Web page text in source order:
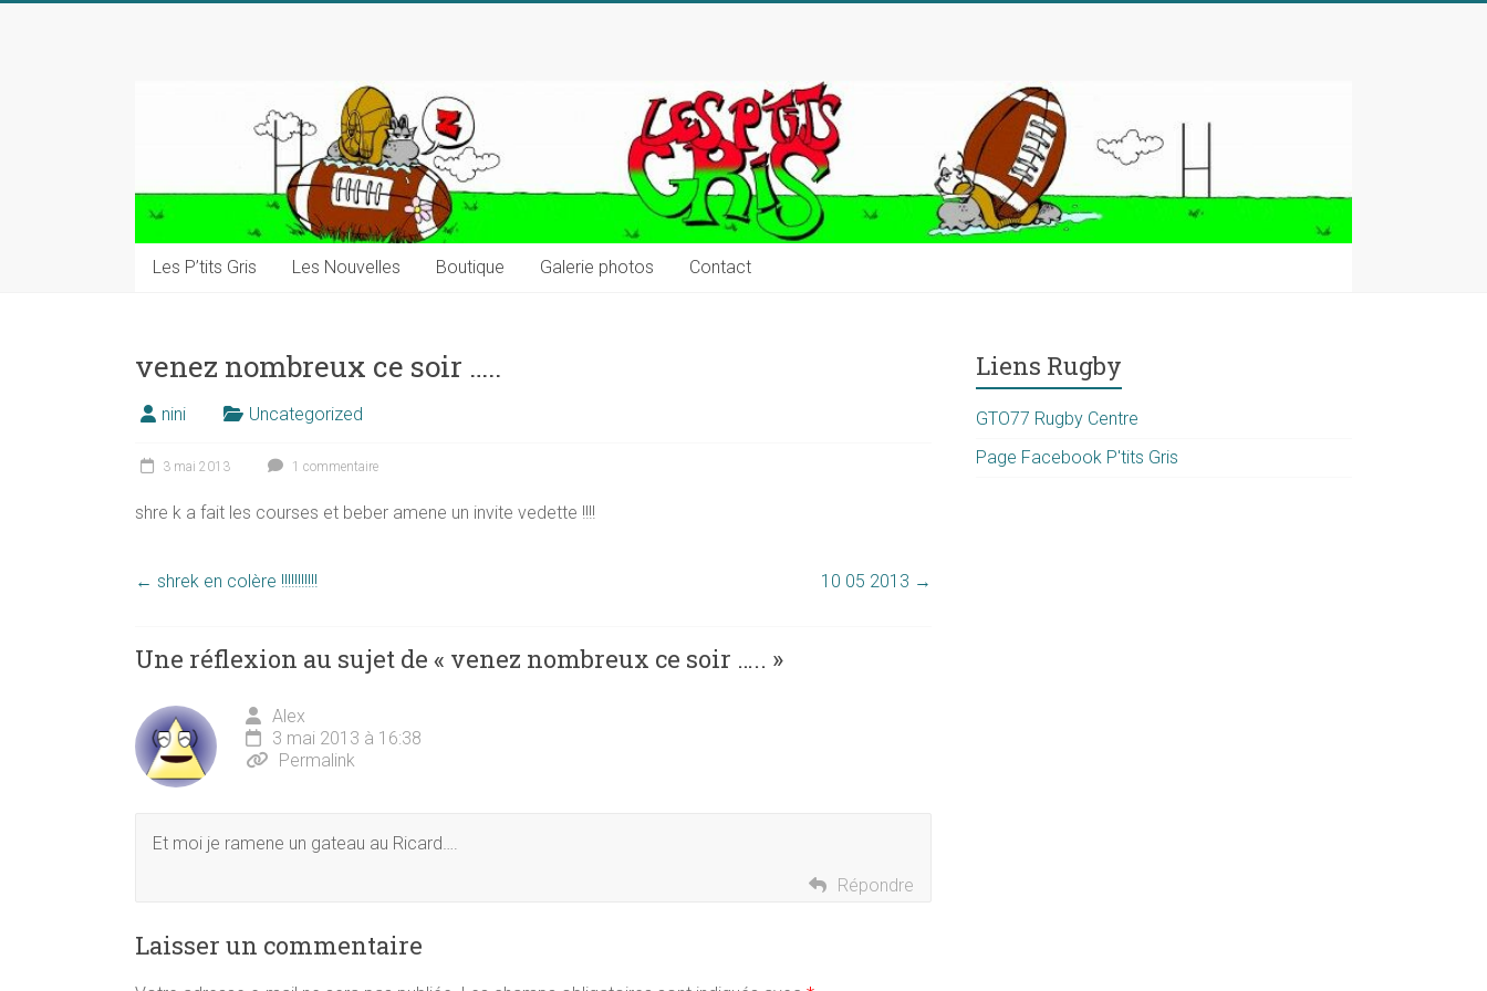
Les P’tits Gris Les Nouvelles Boutique Galerie photos Contact
venez nombreux ce soir …..
nini Uncategorized
3 mai 2013 1 commentaire
shre k a fait les courses et beber amene un invite vedette !!!!
← shrek en colère !!!!!!!!!!! 10 05 2013 →
Une réflexion au sujet de « venez nombreux ce soir ….. »
Alex
3 mai 2013 à 16:38
Permalink
Et moi je ramene un gateau au Ricard….
Répondre
Laisser un commentaire
Liens Rugby
GTO77 Rugby Centre
Page Facebook P'tits Gris